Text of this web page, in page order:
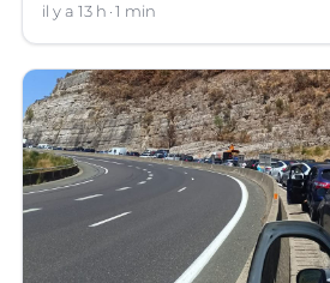
il y a 13 h 1 min